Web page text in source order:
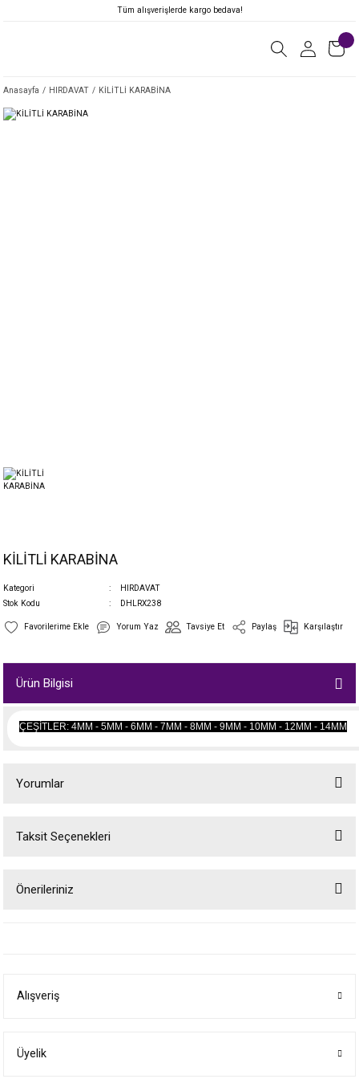
Tüm alışverişlerde kargo bedava!
Anasayfa HIRDAVAT KİLİTLİ KARABİNA
KİLİTLİ KARABİNA
Kategori
HIRDAVAT
Stok Kodu
DHLRX238
Yorum Yaz Tavsiye Et Paylaş Karşılaştır
Ürün Bilgisi
ÇEŞİTLER: 4MM - 5MM - 6MM - 7MM - 8MM - 9MM - 10MM - 12MM - 14MM
Yorumlar
Taksit Seçenekleri
Önerileriniz
Ürün bilgilerinde hatalar bulunuyor.
Alışveriş
Üyelik